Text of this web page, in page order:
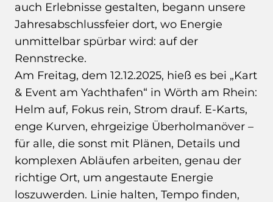
auch Erlebnisse gestalten, begann unsere
Jahresabschlussfeier dort, wo Energie
unmittelbar spürbar wird: auf der
Rennstrecke.
Am Freitag, dem 12.12.2025, hieß es bei „Kart
& Event am Yachthafen“ in Wörth am Rhein:
Helm auf, Fokus rein, Strom drauf. E-Karts,
enge Kurven, ehrgeizige Überholmanöver –
für alle, die sonst mit Plänen, Details und
komplexen Abläufen arbeiten, genau der
richtige Ort, um angestaute Energie
loszuwerden. Linie halten, Tempo finden,